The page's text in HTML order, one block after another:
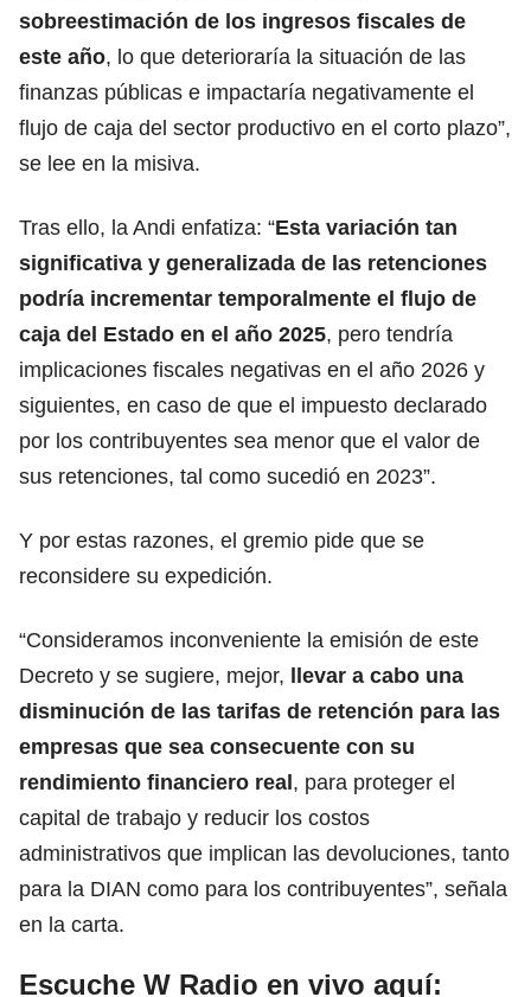
sobreestimación de los ingresos fiscales de
este año, lo que deterioraría la situación de las
finanzas públicas e impactaría negativamente el
flujo de caja del sector productivo en el corto plazo”,
se lee en la misiva.
Tras ello, la Andi enfatiza: “Esta variación tan
significativa y generalizada de las retenciones
podría incrementar temporalmente el flujo de
caja del Estado en el año 2025, pero tendría
implicaciones fiscales negativas en el año 2026 y
siguientes, en caso de que el impuesto declarado
por los contribuyentes sea menor que el valor de
sus retenciones, tal como sucedió en 2023”.
Y por estas razones, el gremio pide que se
reconsidere su expedición.
“Consideramos inconveniente la emisión de este
Decreto y se sugiere, mejor, llevar a cabo una
disminución de las tarifas de retención para las
empresas que sea consecuente con su
rendimiento financiero real, para proteger el
capital de trabajo y reducir los costos
administrativos que implican las devoluciones, tanto
para la DIAN como para los contribuyentes”, señala
en la carta.
Escuche W Radio en vivo aquí: